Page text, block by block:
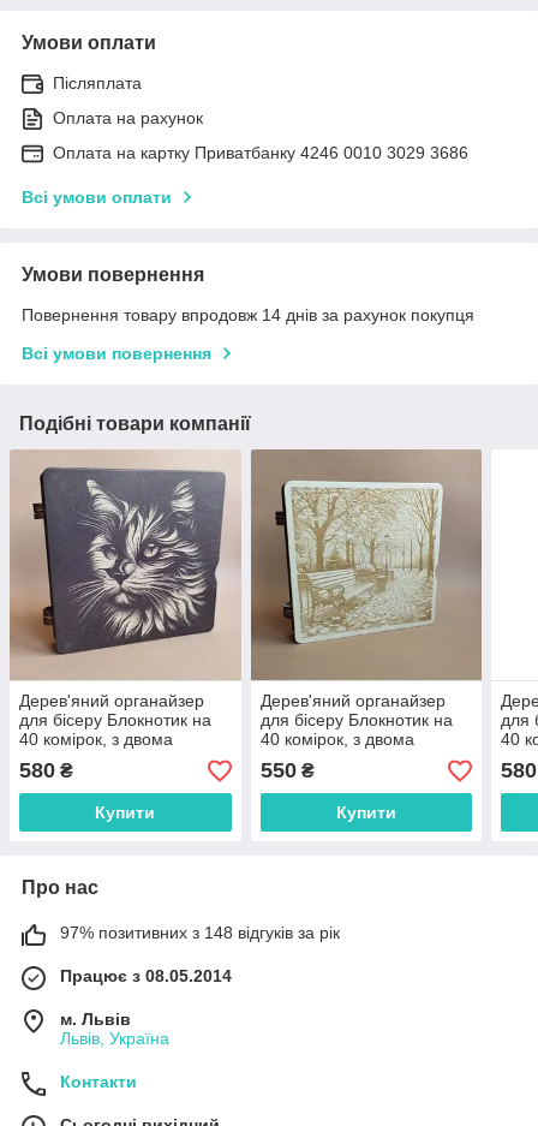
Умови оплати
Післяплата
Оплата на рахунок
Оплата на картку Приватбанку 4246 0010 3029 3686
Всі умови оплати
Умови повернення
Повернення товару впродовж 14 днів за рахунок покупця
Всі умови повернення
Подібні товари компанії
Дерев'яний органайзер
для бісеру Блокнотик на
40 комірок, з двома
акриловими кришками
всередині, кожна комірка
пронумерована
580 ₴
Купити
Дерев'яний органайзер
для бісеру Блокнотик на
40 комірок, з двома
акриловими кришками
всередині, кожна комірка
пронумерована
550₴
Купити
для
40
580
Про нас
97% позитивних з 148 відгуків за рік
Працює з 08.05.2014
м. Львів
Львів, Україна
Контакти